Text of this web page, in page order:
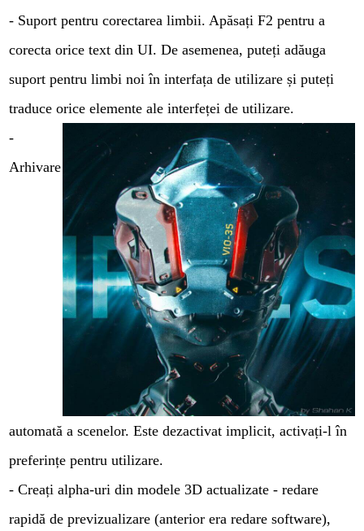
- Suport pentru corectarea limbii. Apăsați F2 pentru a
corecta orice text din UI. De asemenea, puteți adăuga
suport pentru limbi noi în interfața de utilizare și puteți
traduce orice elemente ale interfeței de utilizare.
-
Arhivare
automată a scenelor. Este dezactivat implicit, activați-l în
preferințe pentru utilizare.
- Creați alpha-uri din modele 3D actualizate - redare
rapidă de previzualizare (anterior era redare software),